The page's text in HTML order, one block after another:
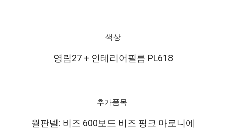
색상
영림27 + 인테리어필름 PL618
추가품목
월판넬: 비즈 600보드 비즈 핑크 마로니에